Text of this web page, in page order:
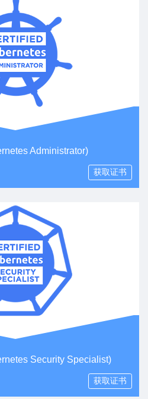
Administrator)
获取证书
Security Specialist)
获取证书